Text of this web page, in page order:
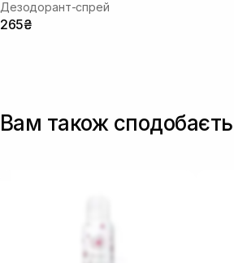
Дезодорант-спрей
265₴
Вам також